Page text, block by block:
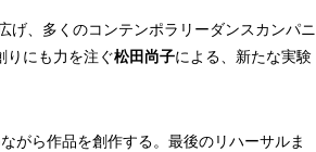
げ、多くのコンテンポラリーダンスカンパニ
りにも力を注ぐ松田尚子による、新たな実験
がら作品を創作する。最後のリハーサルま